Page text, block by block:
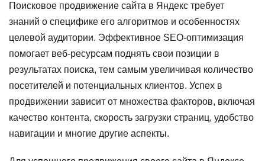
Поисковое продвижение сайта в Яндекс требует
знаний о специфике его алгоритмов и особенностях
целевой аудитории. Эффективное SEO-оптимизация
помогает веб-ресурсам поднять свои позиции в
результатах поиска, тем самым увеличивая количество
посетителей и потенциальных клиентов. Успех в
продвижении зависит от множества факторов, включая
качество контента, скорость загрузки страниц, удобство
навигации и многие другие аспекты.